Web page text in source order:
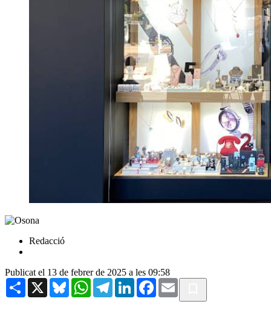
Redacció
Publicat el 13 de febrer de 2025 a les 09:58
Share X BlueskyWhatsAppTelegramLinkedInFacebook
Email